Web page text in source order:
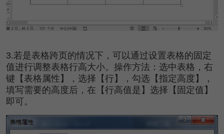
3.若是表格跨页的情况下，可以通过设置表格的固定
值进行调整表格行高大小。操作方法：选中表格，右
键【表格属性】，选择【行】，勾选【指定高度】，
填写需要的高度后，在【行高值是】选择【固定值】
即可。